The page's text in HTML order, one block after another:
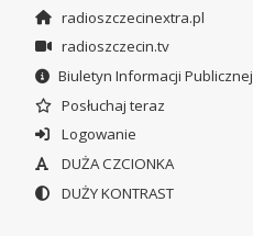
radioszczecinextra.pl
radioszczecin.tv
Biuletyn Informacji Publicznej
Posłuchaj teraz
Logowanie
DUŻA CZCIONKA
DUŻY KONTRAST